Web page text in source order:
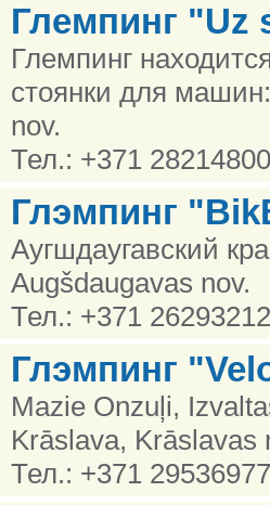
Глемпинг "Uz
Глемпинг
стоянки для
nov.
Тел.: +371 28214800
Глэмпинг
Аугшдаугавский
Augšdaugavas nov.
Тел.: +371 26293212
Глэмпинг
Mazie Onzuļi,
Krāslava, Krāslavas
Тел.: +371 29536977